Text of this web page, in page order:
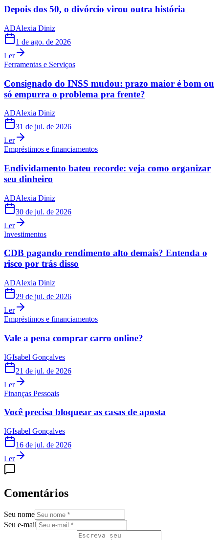
Depois dos 50, o divórcio virou outra história
ADAlexia Diniz
1 de ago. de 2026
Ler
Ferramentas e Serviços
Consignado do INSS mudou: prazo maior é bom ou
só empurra o problema pra frente?
ADAlexia Diniz
31 de jul. de 2026
Ler
Empréstimos e financiamentos
Endividamento bateu recorde: veja como organizar
seu dinheiro
ADAlexia Diniz
30 de jul. de 2026
Ler
Investimentos
CDB pagando rendimento alto demais? Entenda o
risco por trás disso
ADAlexia Diniz
29 de jul. de 2026
Ler
Empréstimos e financiamentos
Vale a pena comprar carro online?
IGIsabel Gonçalves
21 de jul. de 2026
Ler
Finanças Pessoais
Você precisa bloquear as casas de aposta
IGIsabel Gonçalves
16 de jul. de 2026
Ler
Comentários
Seu nome
Seu e-mail